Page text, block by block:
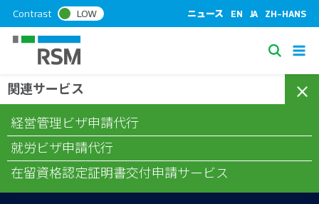
k
n
Contrast LOW ニュース EN JA ZH-HANS
S
c
ホーム/コラム
家に向けた経営管理ビザの論点とは
関連サービス
経営管理ビザ申請代行
就労ビザ申請代行
在留資格認定証明書交付申請サービス